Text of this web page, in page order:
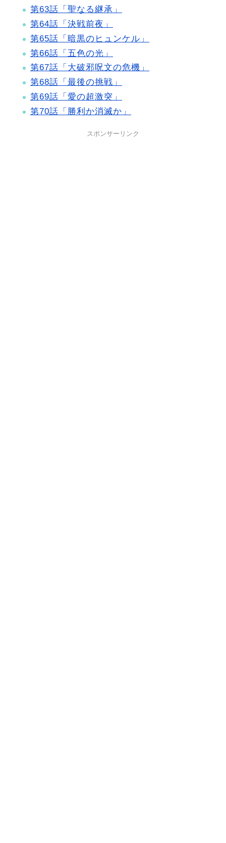
第63話「聖なる継承」
第64話「決戦前夜」
第65話「暗黒のヒュンケル」
第66話「五色の光」
第67話「大破邪呪文の危機」
第68話「最後の挑戦」
第69話「愛の超激突」
第70話「勝利か消滅か」
スポンサーリンク